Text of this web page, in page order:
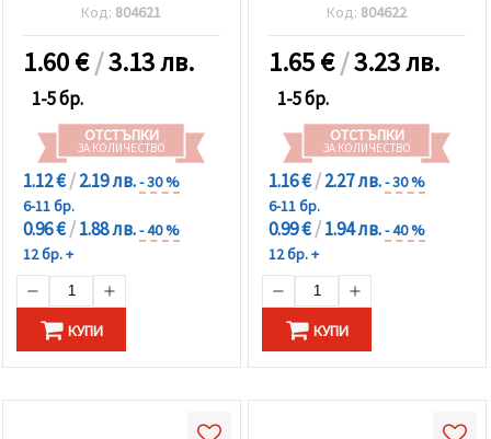
Код: 804621
1.60€/3.13 лв.
1-5 бр.
ОТСТЪПКИ
ЗА КОЛИЧЕСТВО
1.12 €/2.19 лв.- 30 %
6-11 бр.
0.96 €/1.88 лв.- 40 %
12 бр. +
КУПИ
Код: 804622
1.65€/3.23 лв.
1-5 бр.
ОТСТЪПКИ
ЗА КОЛИЧЕСТВО
1.16 €/2.27 лв.- 30 %
6-11 бр.
0.99 €/1.94 лв.- 40 %
12 бр. +
КУПИ